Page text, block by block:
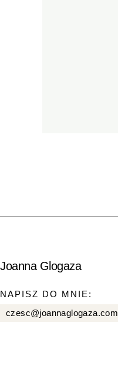
Joanna Glogaza
NAPISZ DO MNIE:
czesc@joannaglogaza.com